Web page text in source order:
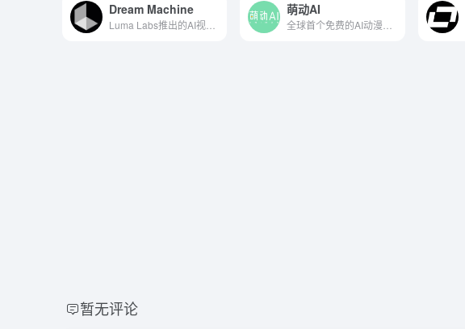
Dream Machine 萌动AI
暂无评论